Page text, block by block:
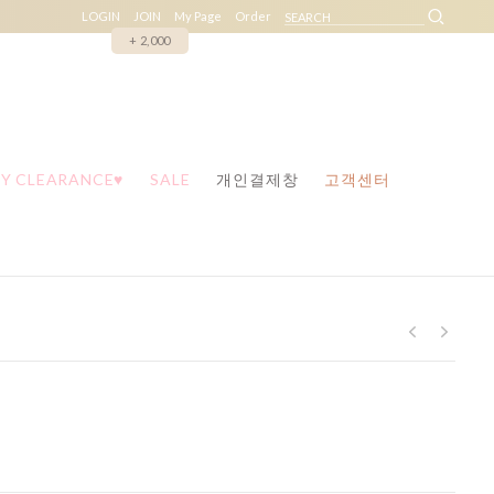
LOGIN
JOIN
+ 2,000
My Page Order
CLEARANCE♥ SALE 개인결제창 고객센터